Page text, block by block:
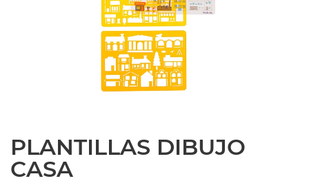
PLANTILLAS DIBUJO
CASA